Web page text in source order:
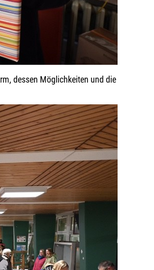
dessen Möglichkeiten und die